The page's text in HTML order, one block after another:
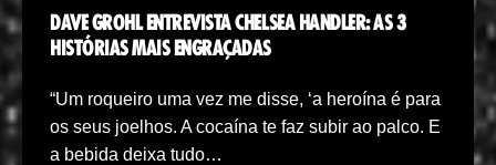
DAVE GROHL ENTREVISTA CHELSEA HANDLER: AS 3
HISTÓRIAS MAIS ENGRAÇADAS
“Um roqueiro uma vez me disse, ‘a heroína é para
os seus joelhos. A cocaína te faz subir ao palco. E
a bebida deixa tudo…